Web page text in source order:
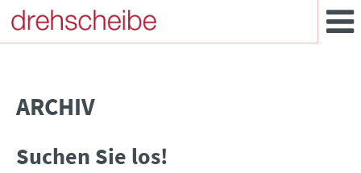
ARCHIV
Suchen Sie los!